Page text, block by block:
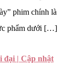
phim chính là
phẩm dưới […]
đại | Cập nhật